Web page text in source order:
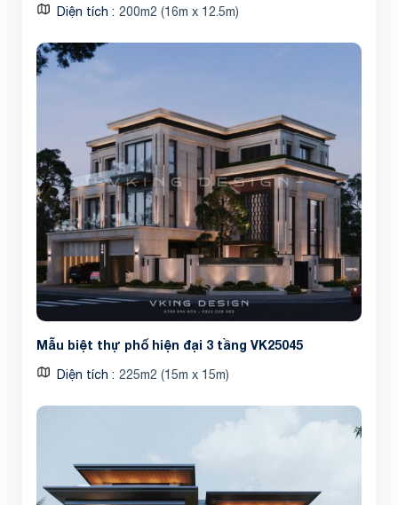
Diện tích 200m2 (16m x 12.5m)
Mẫu biệt thự phố hiện đại 3 tầng VK25045
Diện tích 225m2 (15m x 15m)